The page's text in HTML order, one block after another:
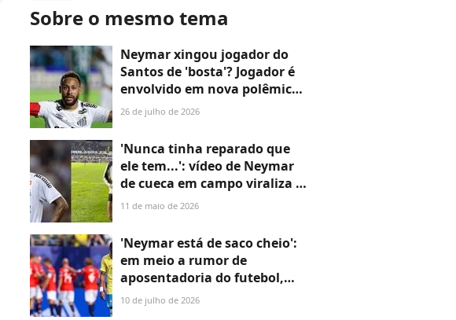
Sobre o mesmo tema
Neymar xingou jogador do
Santos de 'bosta'? Jogador é
envolvido em nova polêmica
após bronca em vestiário e se
26 de julho de 2026
'Nunca tinha reparado que
ele tem...': vídeo de Neymar
de cueca em campo viraliza e
detalhe inusitado no corpo do
entenda!
11 de maio de 2026
'Neymar está de saco cheio':
em meio a rumor de
aposentadoria do futebol,
jogador pode assinar com
10 de julho de 2026